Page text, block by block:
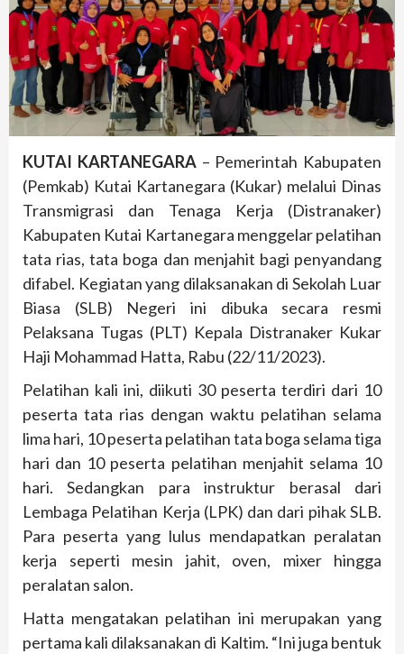
KUTAI KARTANEGARA – Pemerintah Kabupaten
(Pemkab) Kutai Kartanegara (Kukar) melalui Dinas
Transmigrasi dan Tenaga Kerja (Distranaker)
Kabupaten Kutai Kartanegara menggelar pelatihan
tata rias, tata boga dan menjahit bagi penyandang
difabel. Kegiatan yang dilaksanakan di Sekolah Luar
Biasa (SLB) Negeri ini dibuka secara resmi
Pelaksana Tugas (PLT) Kepala Distranaker Kukar
Haji Mohammad Hatta, Rabu (22/11/2023).
Pelatihan kali ini, diikuti 30 peserta terdiri dari 10
peserta tata rias dengan waktu pelatihan selama
lima hari, 10 peserta pelatihan tata boga selama tiga
hari dan 10 peserta pelatihan menjahit selama 10
hari. Sedangkan para instruktur berasal dari
Lembaga Pelatihan Kerja (LPK) dan dari pihak SLB.
Para peserta yang lulus mendapatkan peralatan
kerja seperti mesin jahit, oven, mixer hingga
peralatan salon.
Hatta mengatakan pelatihan ini merupakan yang
pertama kali dilaksanakan di Kaltim. “Ini juga bentuk